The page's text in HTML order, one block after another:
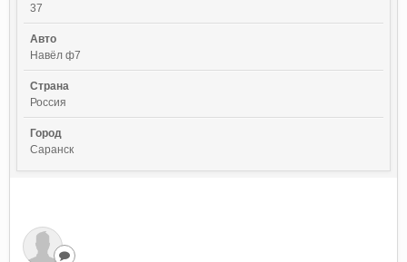
37
Авто
Навёл ф7
Страна
Россия
Город
Саранск